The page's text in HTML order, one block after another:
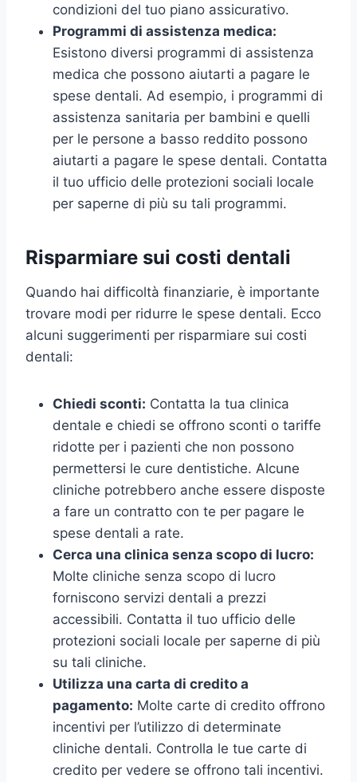
condizioni del tuo piano assicurativo.
Programmi di assistenza medica:
Esistono diversi programmi di assistenza
medica che possono aiutarti a pagare le
spese dentali. Ad esempio, i programmi di
assistenza sanitaria per bambini e quelli
per le persone a basso reddito possono
aiutarti a pagare le spese dentali. Contatta
il tuo ufficio delle protezioni sociali locale
per saperne di più su tali programmi.
Risparmiare sui costi dentali
Quando hai difficoltà finanziarie, è importante
trovare modi per ridurre le spese dentali. Ecco
alcuni suggerimenti per risparmiare sui costi
dentali:
Chiedi sconti: Contatta la tua clinica
dentale e chiedi se offrono sconti o tariffe
ridotte per i pazienti che non possono
permettersi le cure dentistiche. Alcune
cliniche potrebbero anche essere disposte
a fare un contratto con te per pagare le
spese dentali a rate.
Cerca una clinica senza scopo di lucro:
Molte cliniche senza scopo di lucro
forniscono servizi dentali a prezzi
accessibili. Contatta il tuo ufficio delle
protezioni sociali locale per saperne di più
su tali cliniche.
Utilizza una carta di credito a
pagamento: Molte carte di credito offrono
incentivi per l’utilizzo di determinate
cliniche dentali. Controlla le tue carte di
credito per vedere se offrono tali incentivi.